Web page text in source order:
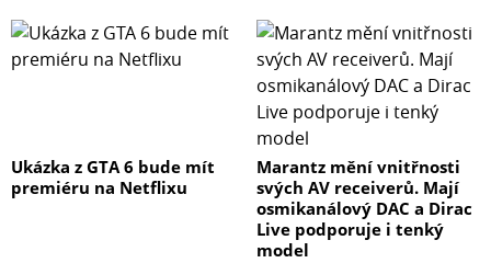
Ukázka z GTA 6 bude mít
premiéru na Netflixu
Marantz mění vnitřnosti
svých AV receiverů. Mají
osmikanálový DAC a Dirac
Live podporuje i tenký
model